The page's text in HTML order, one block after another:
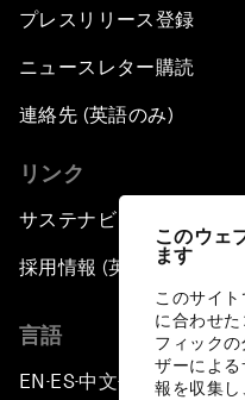
このウェ
ます
このサイ
に合わせ
フィック
ザーによ
報を収集
プレスリリース登録
ニュースレター購読
連絡先 (英語のみ)
リンク
サステナビリティへの取
採用情報 (英語のみ)
言語
EN ▪ES▪中文▪ 日本語